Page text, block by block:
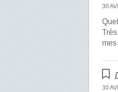
30
30